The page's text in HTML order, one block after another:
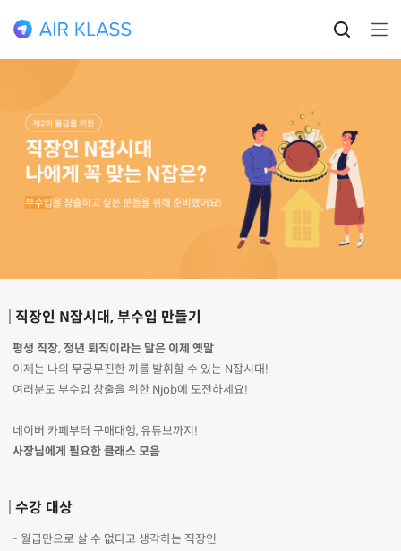
직장인 N잡시대, 부수입 만들기
평생 직장, 정년 퇴직이라는 말은 이제 옛말
이제는 나의 무궁무진한 끼를 발휘할 수 있는 N잡시대!
여러분도 부수입 창출을 위한 Njob에 도전하세요!
네이버 카페부터 구매대행, 유튜브까지!
사장님에게 필요한 클래스 모음
수강 대상
- 월급만으로 살 수 없다고 생각하는 직장인